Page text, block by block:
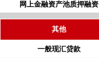
网上金融资产池质押融资
其他
一般现汇贷款